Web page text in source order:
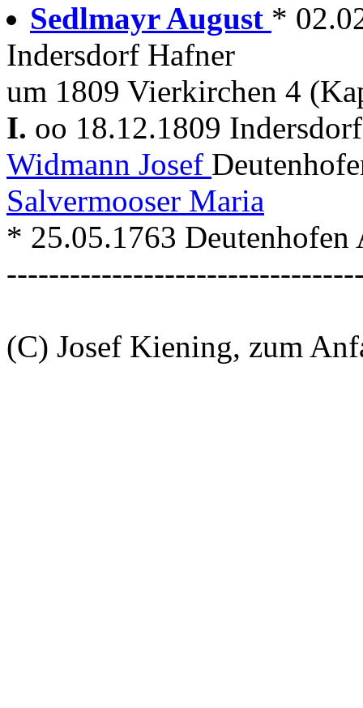
Sedlmayr August *
Indersdorf Hafner
um 1809 Vierkirchen 4
I. oo 18.12.1809
Widmann Josef
Salvermooser Maria
* 25.05.1763
(C) Josef Kiening, zum